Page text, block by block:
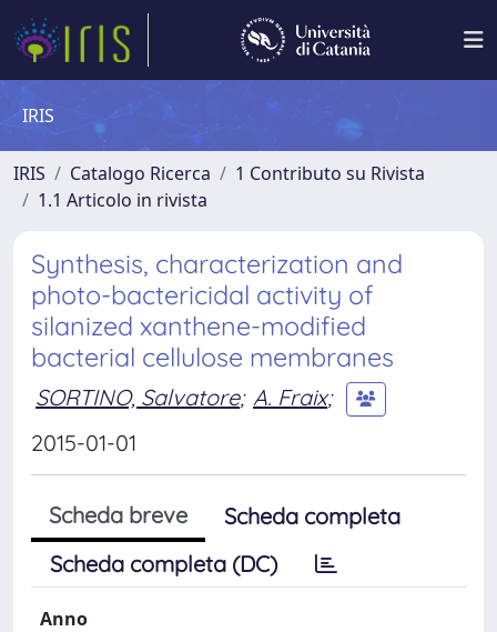
IRIS
IRIS Catalogo Ricerca
1 Contributo su Rivista
1.1 Articolo in rivista
Synthesis, characterization and
photo-bactericidal activity of
silanized xanthene-modified
bacterial cellulose membranes
SORTINO, Salvatore; A. Fraix;
2015-01-01
Scheda breve
Scheda completa
Scheda completa (DC)
Anno